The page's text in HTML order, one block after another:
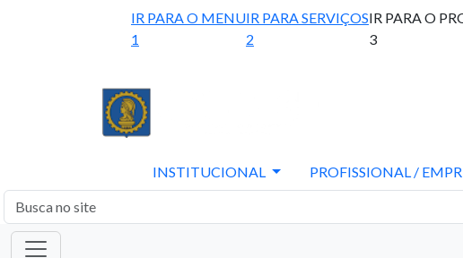
IR PARA O MENU
1
IR PARA SERVIÇOS
2
IR PARA O
3
INSTITUCIONAL PROFISSIONAL /